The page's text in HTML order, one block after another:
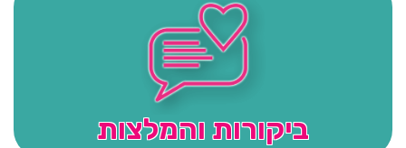
ביקורות והמלצות